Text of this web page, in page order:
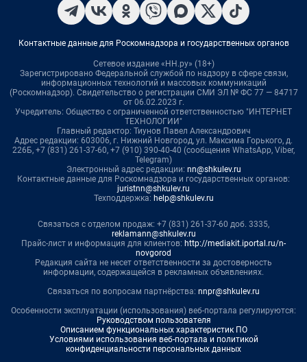
Контактные данные для Роскомнадзора и государственных органов
Сетевое издание «НН.ру» (18+)
Зарегистрировано Федеральной службой по надзору в сфере связи,
информационных технологий и массовых коммуникаций
(Роскомнадзор). Свидетельство о регистрации СМИ ЭЛ № ФС 77 — 84717
от 06.02.2023 г.
Учредитель: Общество с ограниченной ответственностью "ИНТЕРНЕТ
ТЕХНОЛОГИИ"
Главный редактор: Тиунов Павел Александрович
Адрес редакции: 603006, г. Нижний Новгород, ул. Максима Горького, д.
226Б, +7 (831) 261-37-60, +7 (910) 390-40-40 (сообщения WhatsApp, Viber,
Telegram)
Электронный адрес редакции: nn@shkulev.ru
Контактные данные для Роскомнадзора и государственных органов:
juristnn@shkulev.ru
Техподдержка: help@shkulev.ru
Связаться с отделом продаж: +7 (831) 261-37-60 доб. 3335,
reklamann@shkulev.ru
Прайс-лист и информация для клиентов: http://mediakit.iportal.ru/n-
novgorod
Редакция сайта не несет ответственности за достоверность
информации, содержащейся в рекламных объявлениях.
Связаться по вопросам партнёрства: nnpr@shkulev.ru
Особенности эксплуатации (использования) веб-портала регулируются:
Руководством пользователя
Описанием функциональных характеристик ПО
Условиями использования веб-портала и политикой
конфиденциальности персональных данных